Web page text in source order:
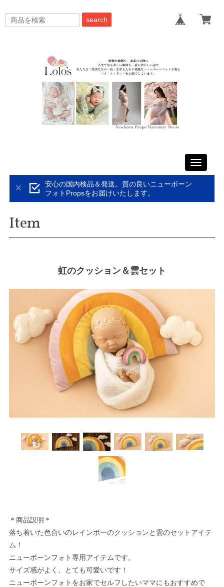
search
Toggle
安心の国内検品＆発送。質の良いニューボーン
フォトPropsをお届けいたします。
Item
虹のクッション＆雲セット
＊商品説明＊
落ち着いた色合いのレインボーのクッションと雲のセットアイテ
ム！
ニューボーンフォト専用アイテムです。
サイズ感がよく、とても可愛いです！
ニューボーンフォトをお家でセルフしたいママにもおすすめで